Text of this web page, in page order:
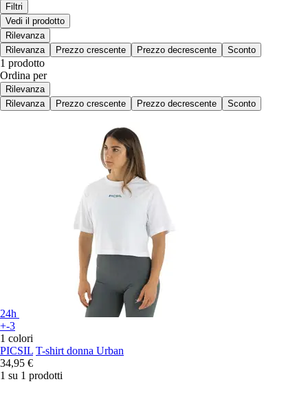
Filtri
Vedi il prodotto
Rilevanza
Rilevanza
Prezzo crescente Prezzo decrescente Sconto
1 prodotto
Ordina per
Rilevanza
Rilevanza
Prezzo crescente Prezzo decrescente Sconto
24h
+-3
1 colori
PICSIL T-shirt donna Urban
34,95 €
1 su 1 prodotti